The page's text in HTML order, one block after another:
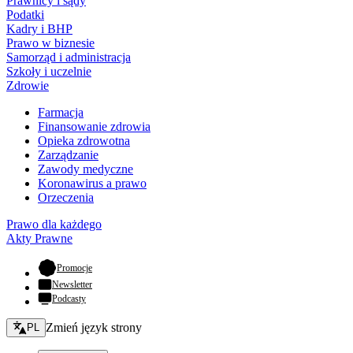
Podatki
Kadry i BHP
Prawo w biznesie
Samorząd i administracja
Szkoły i uczelnie
Zdrowie
Farmacja
Finansowanie zdrowia
Opieka zdrowotna
Zarządzanie
Zawody medyczne
Koronawirus a prawo
Orzeczenia
Prawo dla każdego
Akty Prawne
Promocje- otwiera się w nowej karcie
Newsletter
Podcasty
Zmień język - bieżący:
PL Zmień język strony